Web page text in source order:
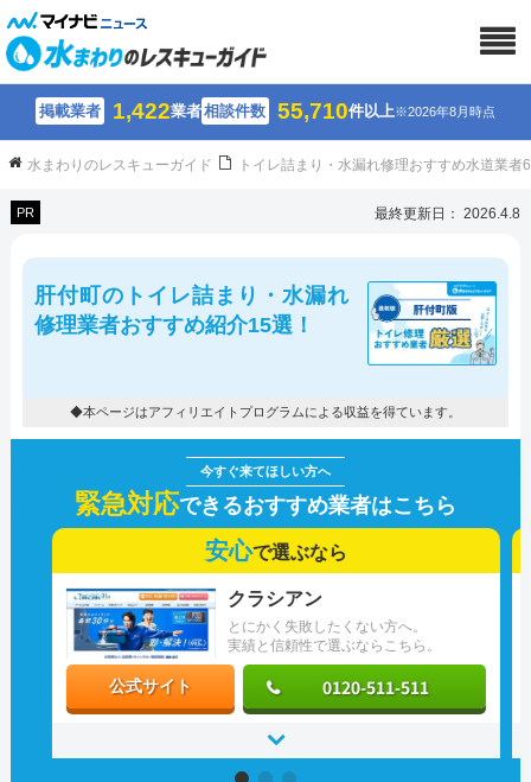
掲載業者 1,422業者相談件数 55,710件以上※2026年8月時点
水まわりのレスキューガイド トイレ詰まり・水漏れ修理おすすめ水道業
PR 最終更新日： 2026.4.8
肝付町のトイレ詰まり・水漏れ
修理業者おすすめ紹介15選！
◆本ページはアフィリエイトプログラムによる収益を得ています。
緊急対応できるおすすめ業者はこちら
安心で選ぶなら
とにかく失敗したくない方へ。
実績と信頼性で選ぶならこちら。
クラシアン
公式サイト 0120-511-511